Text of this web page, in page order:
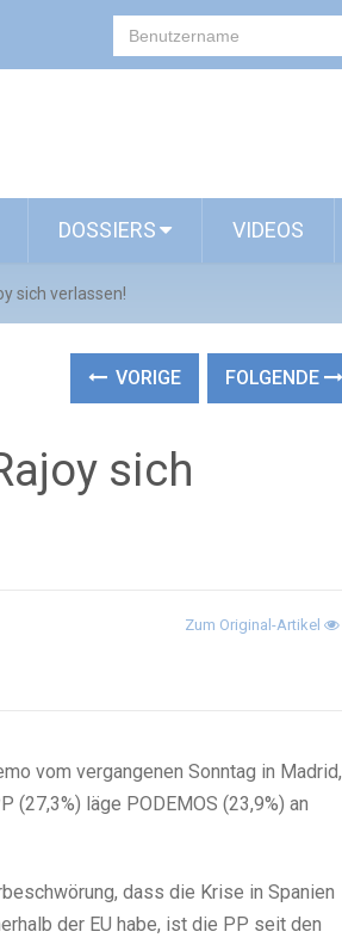
DOSSIERS VIDEOS
sich verlassen!
VORIGE FOLGENDE
sich
Zum Original-Artikel
vom vergangenen Sonntag in Madrid,
läge PODEMOS (23,9%) an
dass die Krise in Spanien
der EU habe, ist die PP seit den